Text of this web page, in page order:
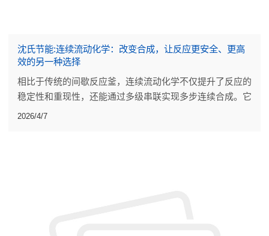
沈氏节能:连续流动化学：改变合成，让反应更安全、更高
效的另一种选择
相比于传统的间歇反应釜，连续流动化学不仅提升了反应的
稳定性和重现性，还能通过多级串联实现多步连续合成。它
减少了人工干预，也让一些传统工艺难以实现的化学路径成
2026/4/7